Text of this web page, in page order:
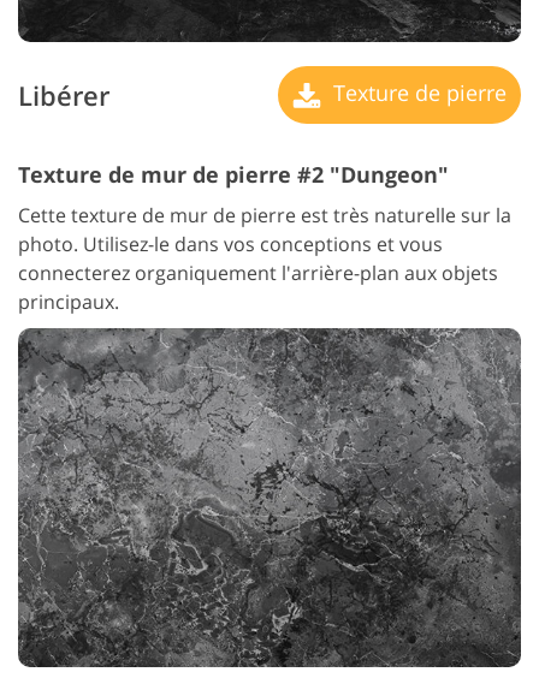
Libérer Texture de pierre
Texture de mur de pierre #2 "Dungeon"
Cette texture de mur de pierre est très naturelle sur la
photo. Utilisez-le dans vos conceptions et vous
connecterez organiquement l'arrière-plan aux objets
principaux.